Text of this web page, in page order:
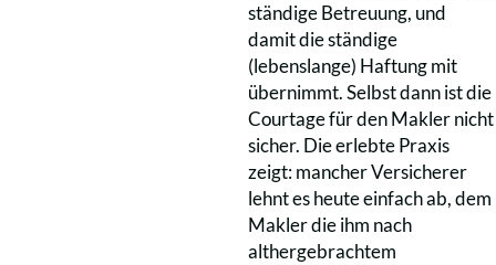
ständige Betreuung, und
damit die ständige
(lebenslange) Haftung mit
übernimmt. Selbst dann ist die
Courtage für den Makler nicht
sicher. Die erlebte Praxis
zeigt: mancher Versicherer
lehnt es heute einfach ab, dem
Makler die ihm nach
althergebrachtem